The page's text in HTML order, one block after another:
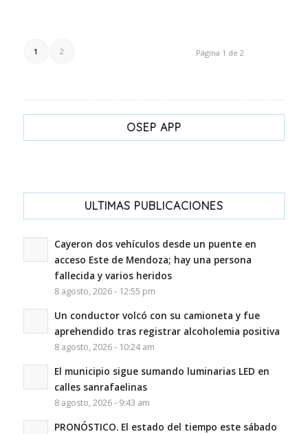
Página 1 de 2
1 2
OSEP APP
ULTIMAS PUBLICACIONES
Cayeron dos vehículos desde un puente en
acceso Este de Mendoza; hay una persona
fallecida y varios heridos
8 agosto, 2026 - 12:55 pm
Un conductor volcó con su camioneta y fue
aprehendido tras registrar alcoholemia positiva
8 agosto, 2026 - 10:24 am
El municipio sigue sumando luminarias LED en
calles sanrafaelinas
8 agosto, 2026 - 9:43 am
PRONÓSTICO. El estado del tiempo este sábado